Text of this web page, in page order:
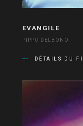
EVANGILE
PIPPO DELBONO
DÉTAILS DU